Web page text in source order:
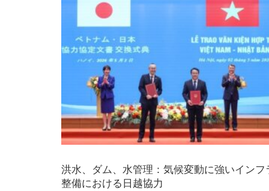
洪水、ダム、水管理：気候変動に強いインフ
整備における日越協力